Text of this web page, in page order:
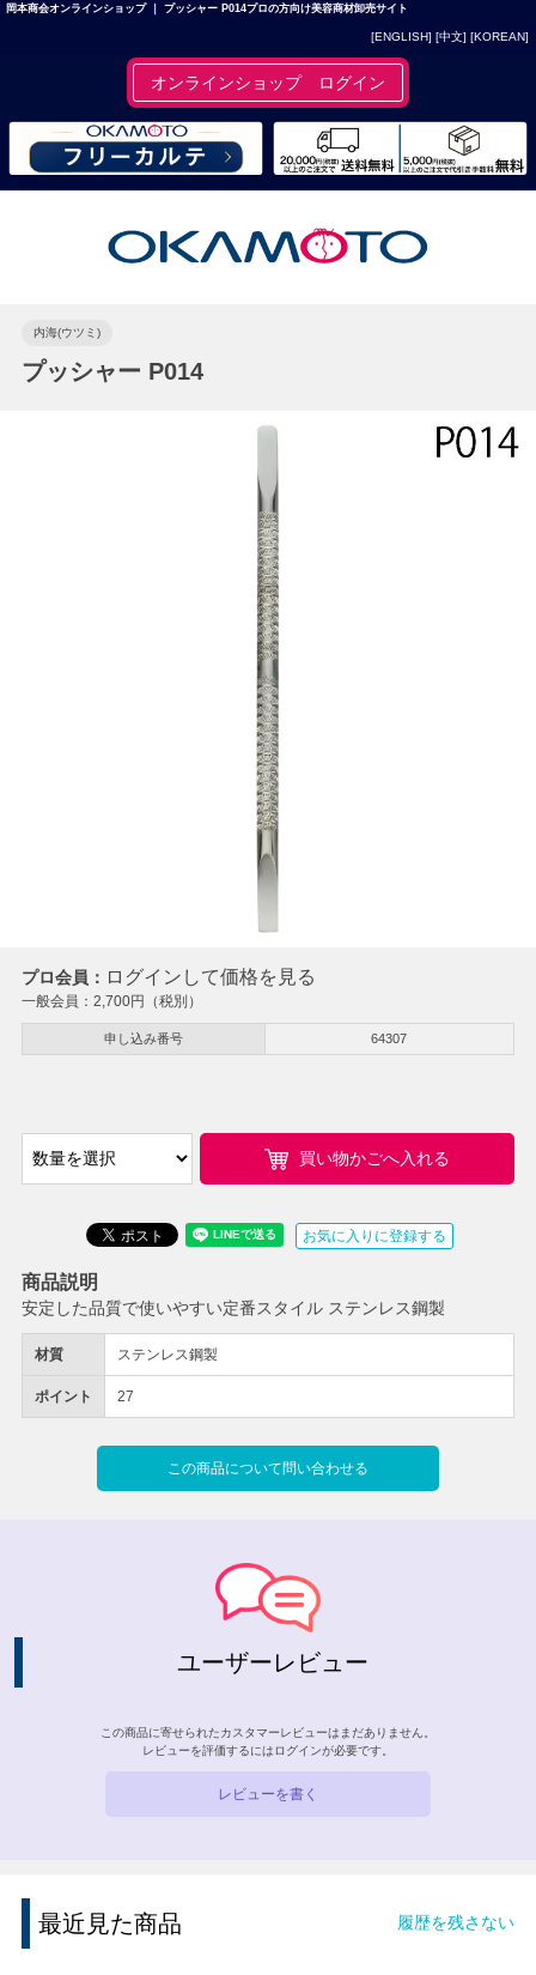
岡本商会オンラインショップ ｜ プッシャー P014プロの方向け美容商材卸売サイト
[ENGLISH] [中文] [KOREAN]
オンラインショップ ログイン
内海(ウツミ)
プッシャー P014
プロ会員： ログインして価格を見る
一般会員： 2,700円（税別）
申し込み番号 64307
材質 ステンレス鋼製
ポイント 27
買い物かごへ入れる
お気に入りに登録する
この商品について問い合わせる
商品説明
安定した品質で使いやすい定番スタイル ステンレス鋼製
ユーザーレビュー
この商品に寄せられたカスタマーレビューはまだありません。
レビューを評価するには ログインが必要です。
レビューを書く
最近見た商品 履歴を残さない